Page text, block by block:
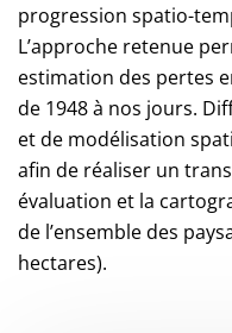
progression spatio-
L’approche retenue
estimation des pertes
de 1948 à nos jours.
et de modélisation
afin de réaliser un
évaluation et la
de l’ensemble des
hectares).